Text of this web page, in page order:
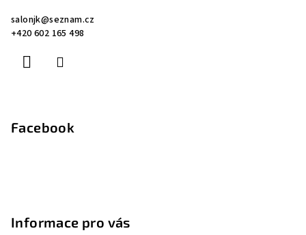
salonjk@seznam.cz
+420 602 165 498
Facebook
Informace pro vás